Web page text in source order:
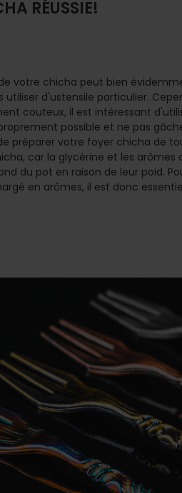
RÉUSSIE!
votre chicha peut bien
utiliser d'ustensile particulier.
couteux, il est intéressant
possible et ne pas
préparer votre foyer chicha de
car la glycérine et les
du pot en raison de leur poid.
en arômes, il est donc